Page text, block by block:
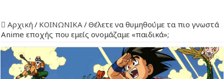
Αρχική / ΚΟΙΝΩΝΙΚΑ/Θέλετε να θυμηθούμε τα πιο γνωστά
Anime εποχής που εμείς ονομάζαμε «παιδικά»;